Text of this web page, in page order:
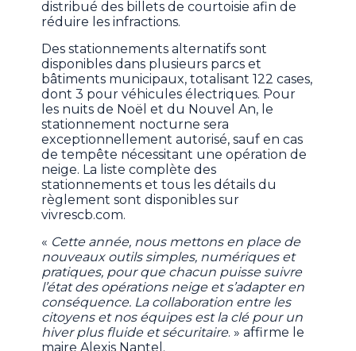
distribué des billets de courtoisie afin de
réduire les infractions.
Des stationnements alternatifs sont
disponibles dans plusieurs parcs et
bâtiments municipaux, totalisant 122 cases,
dont 3 pour véhicules électriques. Pour
les nuits de Noël et du Nouvel An, le
stationnement nocturne sera
exceptionnellement autorisé, sauf en cas
de tempête nécessitant une opération de
neige. La liste complète des
stationnements et tous les détails du
règlement sont disponibles sur
vivrescb.com.
« Cette année, nous mettons en place de
nouveaux outils simples, numériques et
pratiques, pour que chacun puisse suivre
l’état des opérations neige et s’adapter en
conséquence. La collaboration entre les
citoyens et nos équipes est la clé pour un
hiver plus fluide et sécuritaire. » affirme le
maire Alexis Nantel.